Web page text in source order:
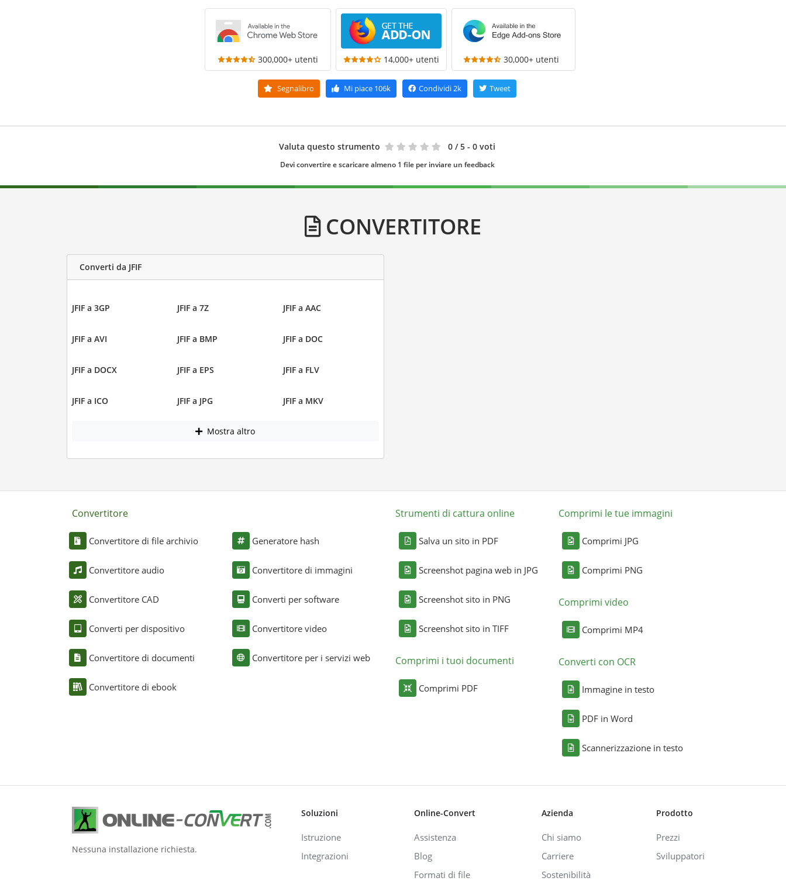
300,000+ utenti 14,000+ utenti 30,000+ utenti
Segnalibro Mi piace 106k Condividi2k Tweet
Valuta questo strumento 0 / 5 - 0 voti
Devi convertire e scaricare almeno 1 file per inviare un feedback
CONVERTITORE
Converti da JFIF
JFIF a 3GP JFIF a 7Z JFIF a AAC
JFIF a AVI JFIF a BMP JFIF a DOC
JFIF a DOCX JFIF a EPS JFIF a FLV
JFIF a ICO JFIF a JPG JFIF a MKV
Mostra altro
Convertitore
Convertitore di file archivio
Convertitore audio
Convertitore CAD
Converti per dispositivo
Convertitore di documenti
Convertitore di ebook
Generatore hash
Convertitore di immagini
Converti per software
Convertitore video
Convertitore per i servizi web
Strumenti di cattura online
Salva un sito in PDF
Screenshot pagina web in JPG
Screenshot sito in PNG
Screenshot sito in TIFF
Comprimi i tuoi documenti
Comprimi PDF
Comprimi le tue immagini
Comprimi JPG
Comprimi PNG
Comprimi video
Comprimi MP4
Converti con OCR
Immagine in testo
PDF in Word
Scannerizzazione in testo
Nessuna installazione richiesta.
Soluzioni
Istruzione
Integrazioni
Online-Convert
Assistenza
Blog
Formati di file
Azienda
Chi siamo
Carriere
Sostenibilità
Prodotto
Prezzi
Sviluppatori